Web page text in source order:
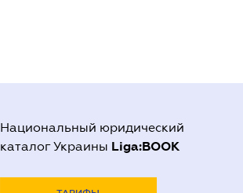
Национальный юридический
каталог Украины Liga:BOOK